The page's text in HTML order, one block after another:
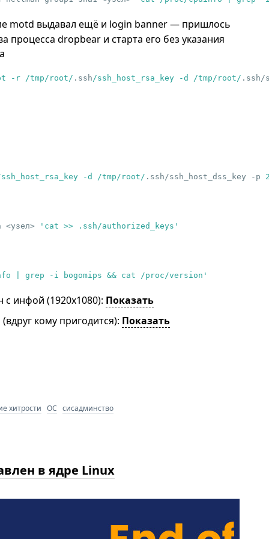
motd выдавал ещё и login banner — пришлось
процесса dropbear и старта его без указания
-r /tmp/root/ .ssh/ssh_host_rsa_key -d /tmp/root/ .ssh/
-d /tmp/root/ .ssh/ssh_host_dss_key -p
'cat >> .ssh/authorized_keys'
| grep -i bogomips && cat /proc/version'
с инфой (1920x1080): Показать
кому пригодится): Показать
хитрости ОС сисадминство
в ядре Linux